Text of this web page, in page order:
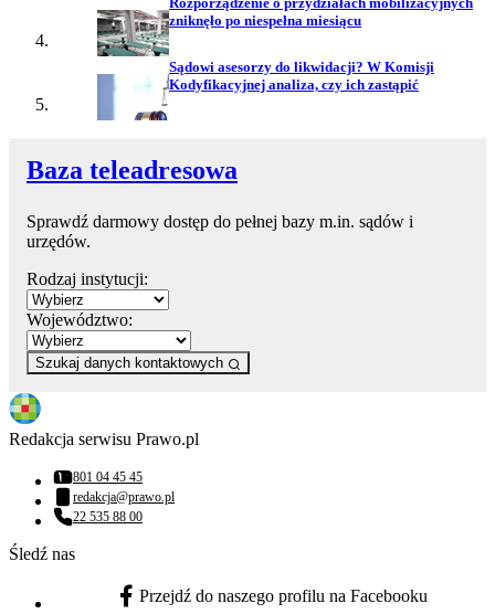
zniknęło po niespełna miesiącu
Sądowi asesorzy do likwidacji? W Komisji
Kodyfikacyjnej analiza, czy ich zastąpić
Baza teleadresowa
Sprawdź darmowy dostęp do pełnej bazy m.in. sądów i
urzędów.
Rodzaj instytucji:
Województwo:
Szukaj danych kontaktowych
Redakcja serwisu Prawo.pl
Numer telefonu:
801 04 45 45
Adres email:
redakcja@prawo.pl
Numer telefonu:
22 535 88 00
Śledź nas
facebook - otwiera się w nowej karcie
Przejdź do naszego profilu na Facebooku